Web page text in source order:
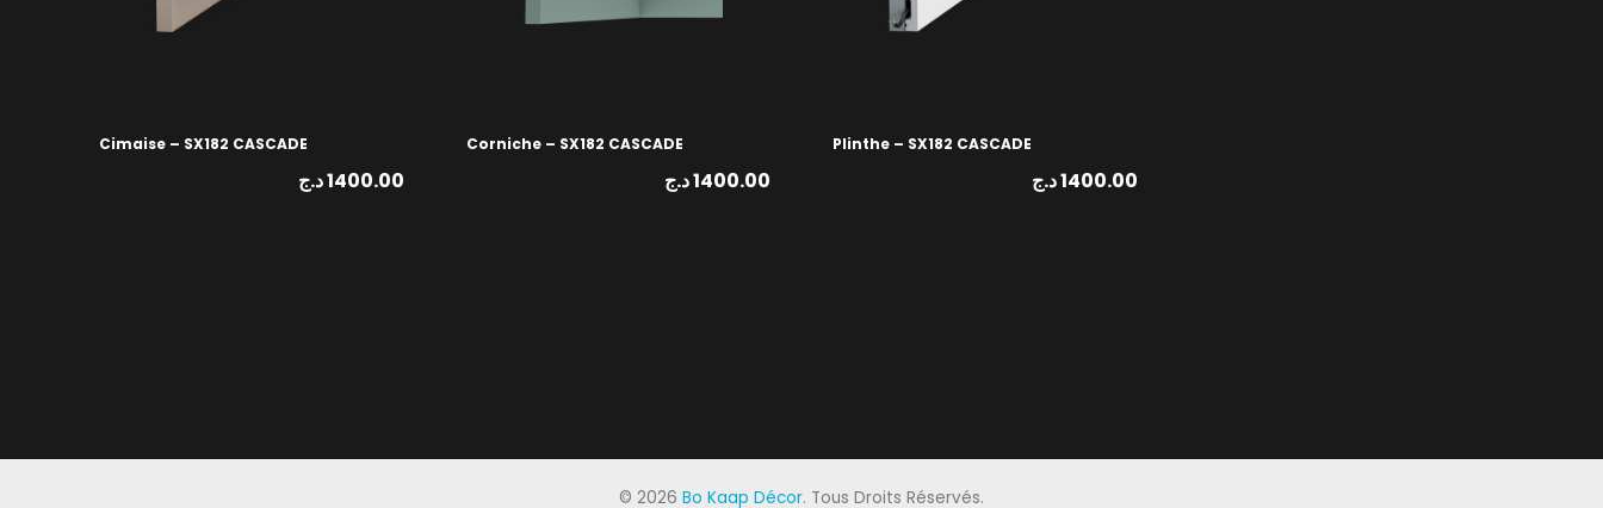
Cimaise – SX182 CASCADE
1400.00د.ج
Corniche – SX182 CASCADE
1400.00د.ج
Plinthe – SX182 CASCADE
1400.00د.ج
© 2026 Bo Kaap Décor. Tous Droits Réservés.